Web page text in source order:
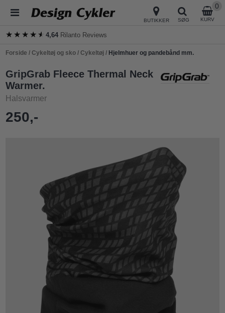
BUTIKKER SØG KURV
0
★★★★★
★★★★★4,64 Rilanto Reviews
Forside /Cykeltøj og sko /Cykeltøj / Hjelmhuer og pandebånd mm.
GripGrab Fleece Thermal Neck
Warmer.
Halsvarmer
250,-